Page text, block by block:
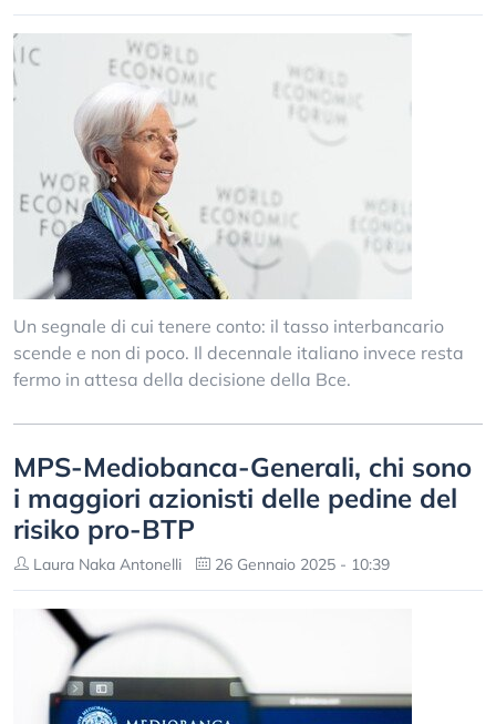
Un segnale di cui tenere conto: il tasso interbancario
scende e non di poco. Il decennale italiano invece resta
fermo in attesa della decisione della Bce.
MPS-Mediobanca-Generali, chi sono
i maggiori azionisti delle pedine del
risiko pro-BTP
Laura Naka Antonelli 26 Gennaio 2025 - 10:39